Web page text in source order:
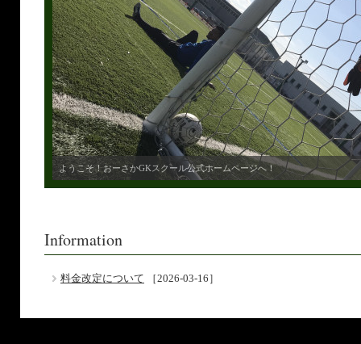
ようこそ！おーさかGKスクール公式ホームページへ！
Information
料金改定について ［2026-03-16］